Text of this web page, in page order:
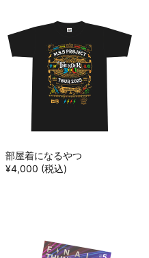
部屋着になるやつ
¥4,000 (税込)